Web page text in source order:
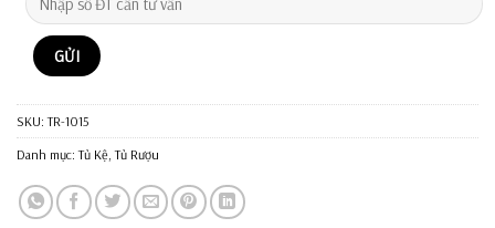
SKU:TR-1015
Danh mục:Tủ Kệ,Tủ Rượu